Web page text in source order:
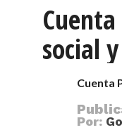
social
Cuenta
Por: